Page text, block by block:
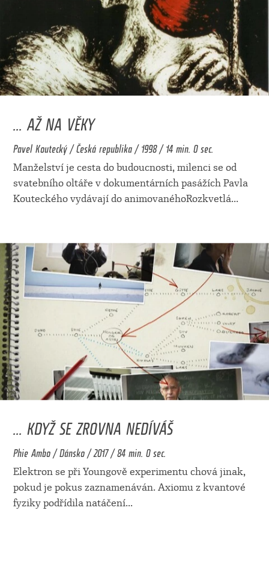
... AŽ NA VĚKY
Pavel Koutecký / Česká republika / 1998 / 14 min. 0 sec.
Manželství je cesta do budoucnosti, milenci se od
svatebního oltáře v dokumentárních pasážích Pavla
Kouteckého vydávají do animovanéhoRozkvetlá...
... KDYŽ SE ZROVNA NEDÍVÁŠ
Phie Ambo / Dánsko / 2017 / 84 min. 0 sec.
Elektron se při Youngově experimentu chová jinak,
pokud je pokus zaznamenáván. Axiomu z kvantové
fyziky podřídila natáčení...